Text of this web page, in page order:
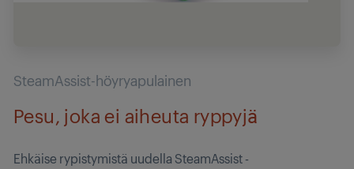
SteamAssist-höyryapulainen
Pesu, joka ei aiheuta ryppyjä
Ehkäise rypistymistä uudella SteamAssist -